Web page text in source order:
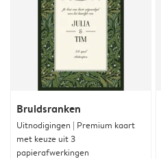
Bruidsranken
Uitnodigingen | Premium kaart
met keuze uit 3
papierafwerkingen